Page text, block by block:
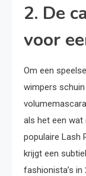
2. De
voor
Om een
wimpers
als het een
populaire Lash
krijgt een
fashionista’s in